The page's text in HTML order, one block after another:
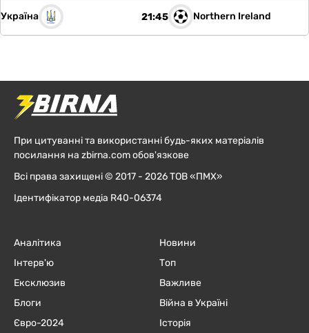
Україна 21:45 Northern Ireland
При цитуванні та використанні будь-яких матеріалів
посилання на zbirna.com обов'язкове
Всі права захищені © 2017 - 2026 ТОВ «ПМХ»
Ідентифікатор медіа R40-06374
Аналітика
Інтерв'ю
Ексклюзив
Блоги
Євро-2024
Новини
Топ
Важливе
Війна в Україні
Історія